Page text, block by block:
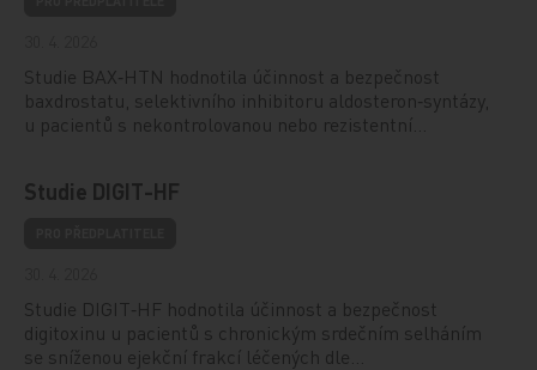
Studie BAX‑HTN hodnotila účinnost a bezpečnost
baxdrostatu, selektivního inhibitoru aldosteron‑syntázy,
u pacientů s nekontrolovanou nebo rezistentní…
Studie DIGIT-HF
Studie DIGIT‑HF hodnotila účinnost a bezpečnost
digitoxinu u pacientů s chronickým srdečním selháním
se sníženou ejekční frakcí léčených dle…